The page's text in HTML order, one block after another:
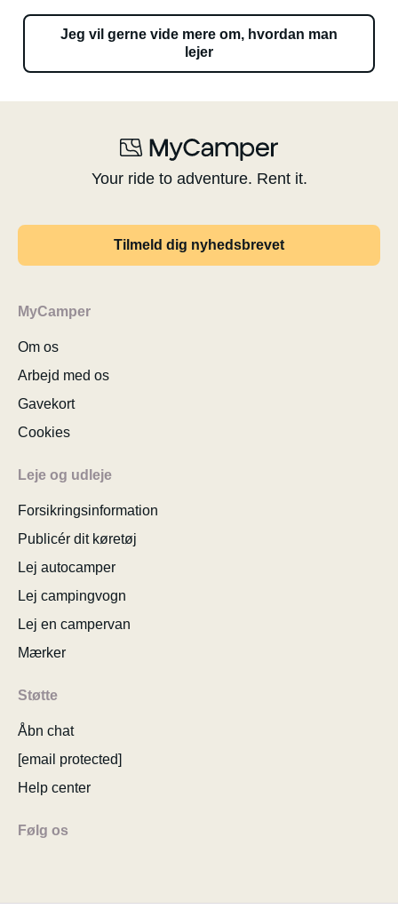
Jeg vil gerne vide mere om, hvordan man
lejer
Your ride to adventure. Rent it.
Tilmeld dig nyhedsbrevet
MyCamper
Om os
Arbejd med os
Gavekort
Cookies
Leje og udleje
Forsikringsinformation
Publicér dit køretøj
Lej autocamper
Lej campingvogn
Lej en campervan
Mærker
Støtte
Åbn chat
[email protected]
Help center
Følg os